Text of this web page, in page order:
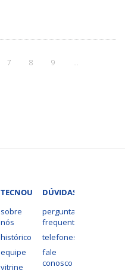
7 8 9
…
TECNOUFU
sobre
nós
histórico
equipe
vitrine
DÚVIDAS?
perguntas
frequentes
telefones
fale
conosco